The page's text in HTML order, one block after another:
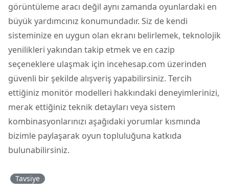
görüntüleme aracı değil aynı zamanda oyunlardaki en
büyük yardımcınız konumundadır. Siz de kendi
sisteminize en uygun olan ekranı belirlemek, teknolojik
yenilikleri yakından takip etmek ve en cazip
seçeneklere ulaşmak için incehesap.com üzerinden
güvenli bir şekilde alışveriş yapabilirsiniz. Tercih
ettiğiniz monitör modelleri hakkındaki deneyimlerinizi,
merak ettiğiniz teknik detayları veya sistem
kombinasyonlarınızı aşağıdaki yorumlar kısmında
bizimle paylaşarak oyun topluluğuna katkıda
bulunabilirsiniz.
Tavsiye